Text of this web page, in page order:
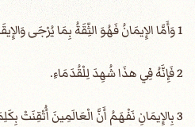
1 وَأَمَّا الإِيمَانُ فَهُوَ الثِّقَةُ بِمَا يُرْجَى وَالإِيقَانُ بِأُمُورٍ لاَ تُرَى.
2 فَإِنَّهُ فِي هذَا شُهِدَ لِلْقُدَمَاءِ.
3 بِالإِيمَانِ نَفْهَمُ أَنَّ الْعَالَمِينَ أُتْقِنَتْ